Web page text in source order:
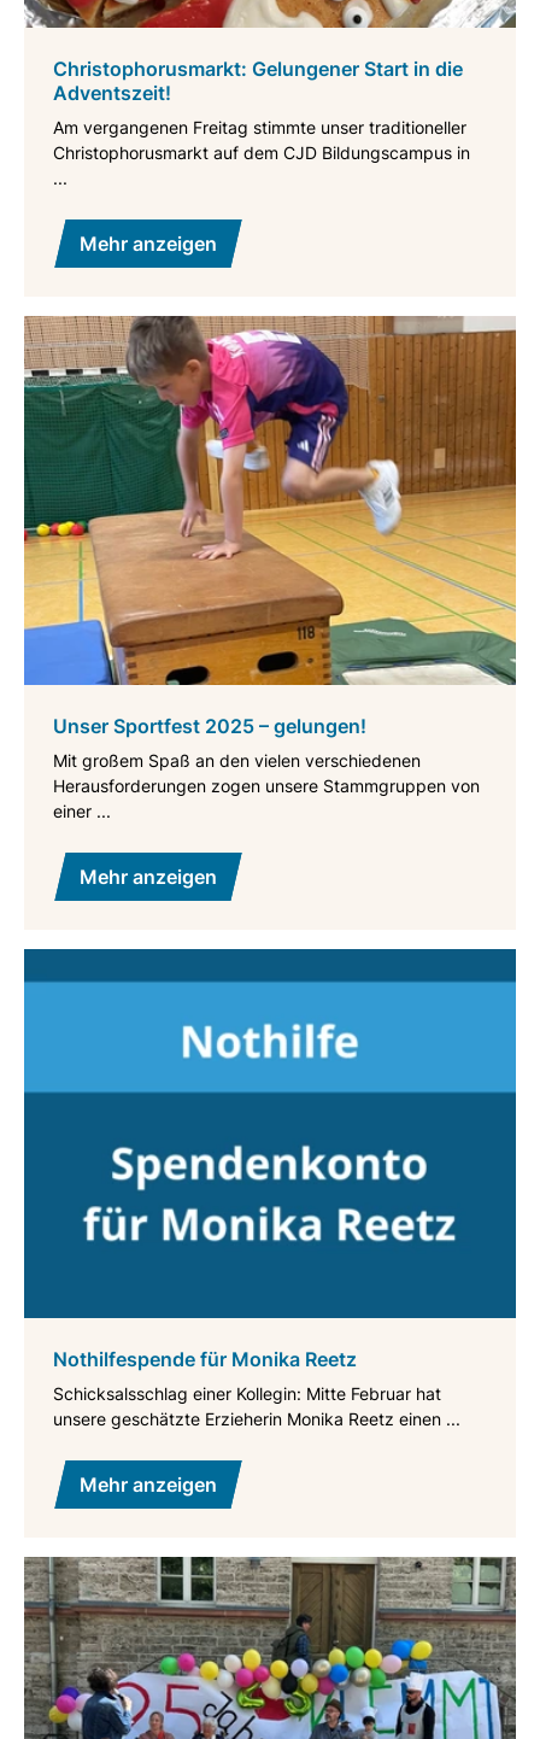
Christophorusmarkt: Gelungener Start in die
Adventszeit!
Am vergangenen Freitag stimmte unser traditioneller
Christophorusmarkt auf dem CJD Bildungscampus in
...
Mehr anzeigen
Unser Sportfest 2025 – gelungen!
Mit großem Spaß an den vielen verschiedenen
Herausforderungen zogen unsere Stammgruppen von
einer ...
Mehr anzeigen
Nothilfespende für Monika Reetz
Schicksalsschlag einer Kollegin: Mitte Februar hat
unsere geschätzte Erzieherin Monika Reetz einen ...
Mehr anzeigen